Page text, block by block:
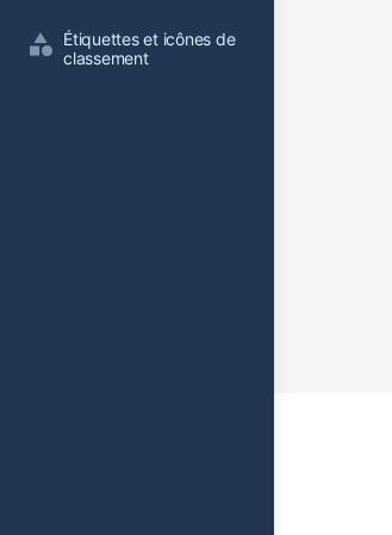
Étiquettes et icônes de
classement